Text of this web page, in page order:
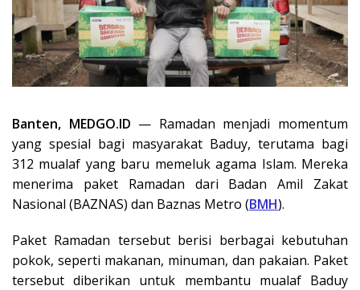
Banten, MEDGO.ID — Ramadan menjadi momentum
yang spesial bagi masyarakat Baduy, terutama bagi
312 mualaf yang baru memeluk agama Islam. Mereka
menerima paket Ramadan dari Badan Amil Zakat
Nasional (BAZNAS) dan Baznas Metro (BMH).
Paket Ramadan tersebut berisi berbagai kebutuhan
pokok, seperti makanan, minuman, dan pakaian. Paket
tersebut diberikan untuk membantu mualaf Baduy